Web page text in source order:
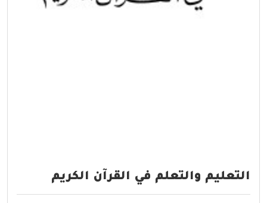
التعليم والتعلم في القرآن الكريم